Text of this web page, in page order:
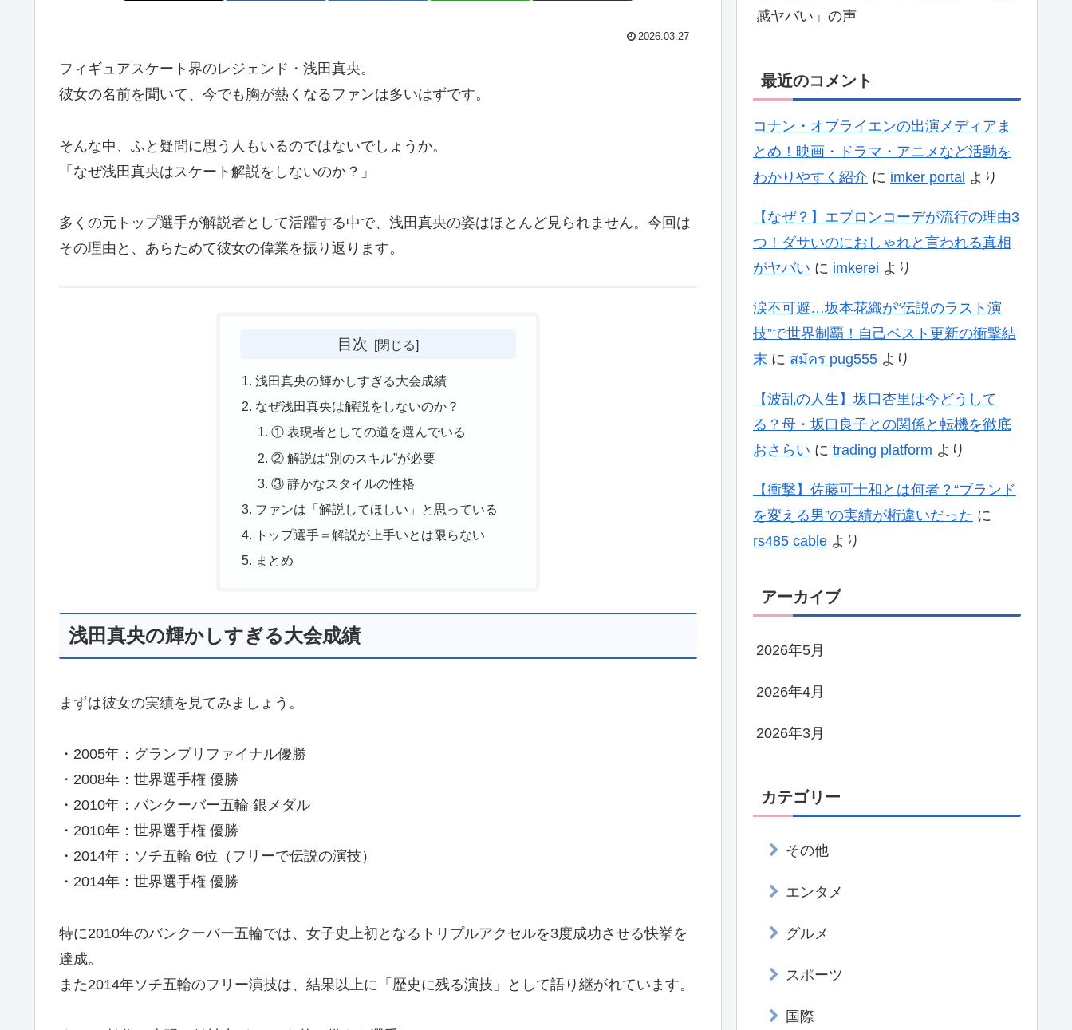
2026.03.27
フィギュアスケート界のレジェンド・浅田真央。
彼女の名前を聞いて、今でも胸が熱くなるファンは多いはずです。
そんな中、ふと疑問に思う人もいるのではないでしょうか。
「なぜ浅田真央はスケート解説をしないのか？」
多くの元トップ選手が解説者として活躍する中で、浅田真央の姿はほとんど見られません。今回は
その理由と、あらためて彼女の偉業を振り返ります。
目次
浅田真央の輝かしすぎる大会成績
なぜ浅田真央は解説をしないのか？
① 表現者としての道を選んでいる
② 解説は“別のスキル”が必要
③ 静かなスタイルの性格
ファンは「解説してほしい」と思っている
トップ選手＝解説が上手いとは限らない
まとめ
浅田真央の輝かしすぎる大会成績
まずは彼女の実績を見てみましょう。
・2005年：グランプリファイナル優勝
・2008年：世界選手権 優勝
・2010年：バンクーバー五輪 銀メダル
・2010年：世界選手権 優勝
・2014年：ソチ五輪 6位（フリーで伝説の演技）
・2014年：世界選手権 優勝
特に2010年のバンクーバー五輪では、女子史上初となるトリプルアクセルを3度成功させる快挙を
達成。
また2014年ソチ五輪のフリー演技は、結果以上に「歴史に残る演技」として語り継がれています。
感ヤバい」の声
最近のコメント
コナン・オブライエンの出演メディアま
とめ！映画・ドラマ・アニメなど活動を
わかりやすく紹介 に imker portal より
【なぜ？】エプロンコーデが流行の理由3
つ！ダサいのにおしゃれと言われる真相
がヤバい に imkerei より
涙不可避…坂本花織が“伝説のラスト演
技”で世界制覇！自己ベスト更新の衝撃結
末 に สมัคร pug555 より
【波乱の人生】坂口杏里は今どうして
る？母・坂口良子との関係と転機を徹底
おさらい に trading platform より
【衝撃】佐藤可士和とは何者？“ブランド
を変える男”の実績が桁違いだった に
rs485 cable より
アーカイブ
2026年5月
2026年4月
2026年3月
カテゴリー
その他
エンタメ
グルメ
スポーツ
国際